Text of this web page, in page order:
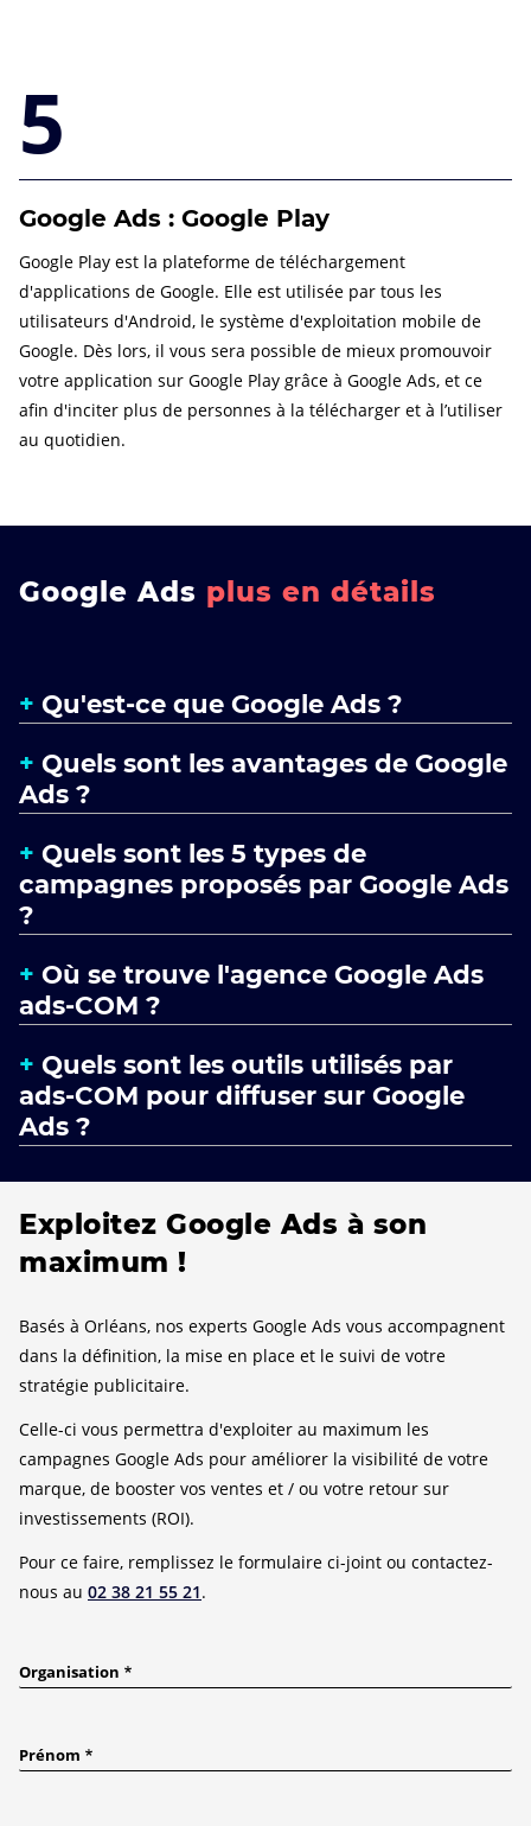
5
Google Ads : Google Play
Google Play est la plateforme de téléchargement
d'applications de Google. Elle est utilisée par tous les
utilisateurs d'Android, le système d'exploitation mobile de
Google. Dès lors, il vous sera possible de mieux promouvoir
votre application sur Google Play grâce à Google Ads, et ce
afin d'inciter plus de personnes à la télécharger et à l’utiliser
au quotidien.
Google Ads plus en détails
Qu'est-ce que Google Ads ?
Quels sont les avantages de Google
Ads ?
Quels sont les 5 types de
campagnes proposés par Google Ads
?
Où se trouve l'agence Google Ads
ads-COM ?
Quels sont les outils utilisés par
ads-COM pour diffuser sur Google
Ads ?
Exploitez Google Ads à son
maximum !
Basés à Orléans, nos experts Google Ads vous accompagnent
dans la définition, la mise en place et le suivi de votre
stratégie publicitaire.
Celle-ci vous permettra d'exploiter au maximum les
campagnes Google Ads pour améliorer la visibilité de votre
marque, de booster vos ventes et / ou votre retour sur
investissements (ROI).
Pour ce faire, remplissez le formulaire ci-joint ou contactez-
nous au 02 38 21 55 21.
Organisation
Prénom